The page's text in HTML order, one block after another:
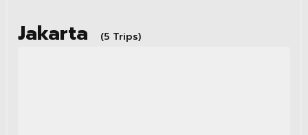
Jakarta (5 Trips)